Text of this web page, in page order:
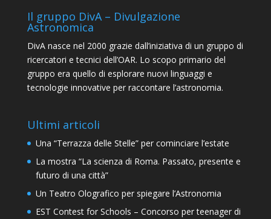
Il gruppo DivA – Divulgazione
Astronomica
DivA nasce nel 2000 grazie dall’iniziativa di un gruppo di
ricercatori e tecnici dell’OAR. Lo scopo primario del
gruppo era quello di esplorare nuovi linguaggi e
tecnologie innovative per raccontare l’astronomia.
Ultimi articoli
Una “Terrazza delle Stelle” per cominciare l’estate
La mostra “La scienza di Roma. Passato, presente e
futuro di una città”
Un Teatro Olografico per spiegare l’Astronomia
EST Contest for Schools – Concorso per teenager di